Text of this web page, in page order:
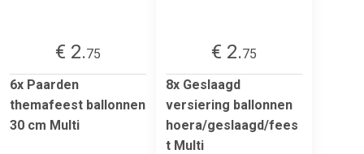
€ 2.75
6x Paarden
themafeest ballonnen
30 cm Multi
€ 2.75
8x Geslaagd
versiering ballonnen
hoera/geslaagd/fees
t Multi